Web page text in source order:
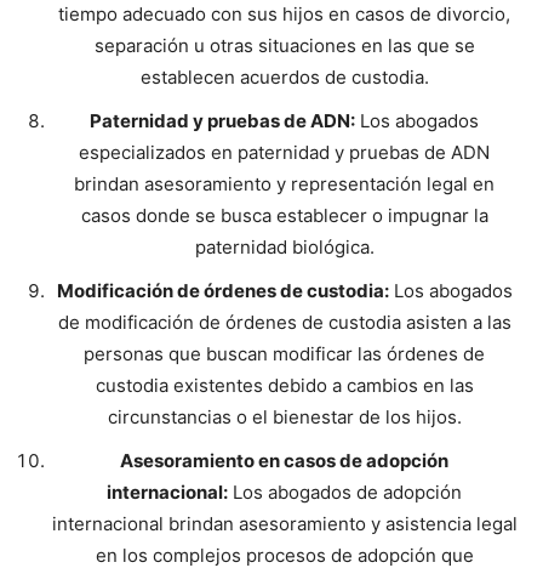
tiempo adecuado con sus hijos en casos de divorcio,
separación u otras situaciones en las que se
establecen acuerdos de custodia.
Paternidad y pruebas de ADN: Los abogados
especializados en paternidad y pruebas de ADN
brindan asesoramiento y representación legal en
casos donde se busca establecer o impugnar la
paternidad biológica.
Modificación de órdenes de custodia:Los abogados
de modificación de órdenes de custodia asisten a las
personas que buscan modificar las órdenes de
custodia existentes debido a cambios en las
circunstancias o el bienestar de los hijos.
Asesoramiento en casos de adopción
internacional: Los abogados de adopción
internacional brindan asesoramiento y asistencia legal
en los complejos procesos de adopción que